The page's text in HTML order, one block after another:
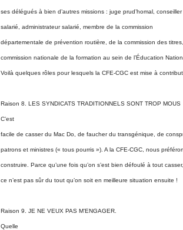
ses délégués à bien d’autres missions : juge prud’homal, conseiller
salarié, administrateur salarié, membre de la commission
départementale de prévention routière, de la commission des
commission nationale de la formation au sein de l’Éducation
Voilà quelques rôles pour lesquels la CFE-CGC est mise à
Raison 8. LES SYNDICATS TRADITIONNELS SONT TROP MOUS
C’est
facile de casser du Mac Do, de faucher du transgénique, de
patrons et ministres (« tous pourris »). A la CFE-CGC, nous
construire. Parce qu’une fois qu’on s’est bien défoulé à tout casser,
ce n’est pas sûr du tout qu’on soit en meilleure situation ensuite !
Raison 9. JE NE VEUX PAS M’ENGAGER.
Quelle